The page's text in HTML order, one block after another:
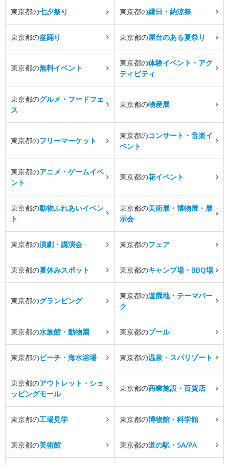
東京都の七夕祭り 東京都の縁日・納涼祭
東京都の盆踊り 東京都の屋台のある夏祭り
東京都の無料イベント
東京都の体験イベント・アク
ティビティ
東京都のグルメ・フードフェ
ス
東京都の物産展
東京都のフリーマーケット
東京都のコンサート・音楽イ
ベント
東京都のアニメ・ゲームイベ
ント
東京都の花イベント
東京都の動物ふれあいイベン
ト
東京都の美術展・博物展・展
示会
東京都の演劇・講演会 東京都のフェア
東京都の夏休みスポット 東京都のキャンプ場・BBQ場
東京都のグランピング
東京都の遊園地・テーマパー
ク
東京都の水族館・動物園 東京都のプール
東京都のビーチ・海水浴場 東京都の温泉・スパリゾート
東京都のアウトレット・ショ
ッピングモール
東京都の商業施設・百貨店
東京都の工場見学 東京都の博物館・科学館
東京都の美術館 東京都の道の駅・SA/PA